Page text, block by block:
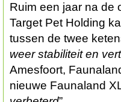
Ruim een jaar na de
Target Pet Holding
tussen de twee
weer stabiliteit en
Amesfoort,
nieuwe Faunaland